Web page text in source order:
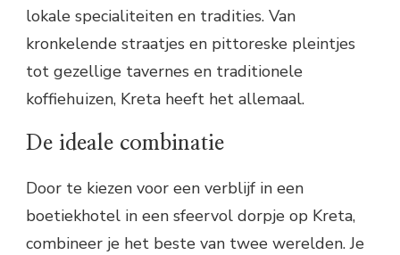
lokale specialiteiten en tradities. Van
kronkelende straatjes en pittoreske pleintjes
tot gezellige tavernes en traditionele
koffiehuizen, Kreta heeft het allemaal.
De ideale combinatie
Door te kiezen voor een verblijf in een
boetiekhotel in een sfeervol dorpje op Kreta,
combineer je het beste van twee werelden. Je